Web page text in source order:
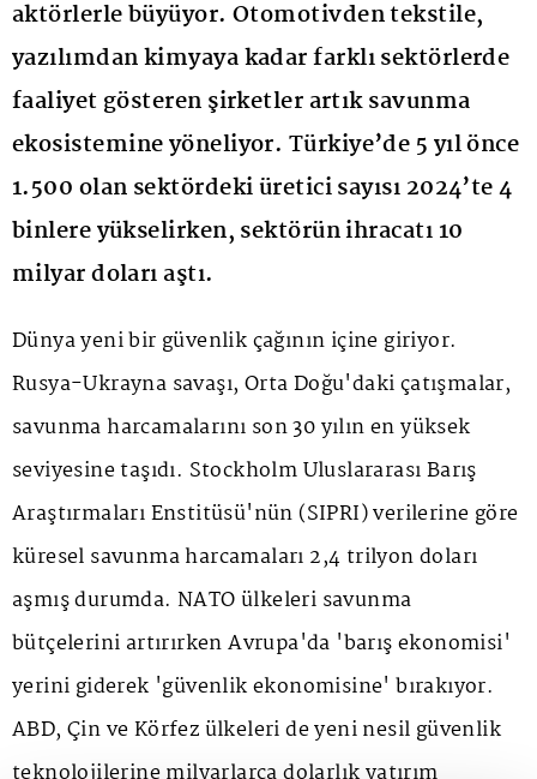
aktörlerle büyüyor. Otomotivden tekstile,
yazılımdan kimyaya kadar farklı sektörlerde
faaliyet gösteren şirketler artık savunma
ekosistemine yöneliyor. Türkiye’de 5 yıl önce
1.500 olan sektördeki üretici sayısı 2024’te 4
binlere yükselirken, sektörün ihracatı 10
milyar doları aştı.
Dünya yeni bir güvenlik çağının içine giriyor.
Rusya-Ukrayna savaşı, Orta Doğu'daki çatışmalar,
savunma harcamalarını son 30 yılın en yüksek
seviyesine taşıdı. Stockholm Uluslararası Barış
Araştırmaları Enstitüsü'nün (SIPRI) verilerine göre
küresel savunma harcamaları 2,4 trilyon doları
aşmış durumda. NATO ülkeleri savunma
bütçelerini artırırken Avrupa'da 'barış ekonomisi'
yerini giderek 'güvenlik ekonomisine' bırakıyor.
ABD, Çin ve Körfez ülkeleri de yeni nesil güvenlik